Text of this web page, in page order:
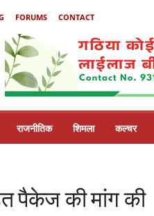
FORUMS CONTACT
राजनीतिक शिमला कल्चर
पैकेज की मांग की